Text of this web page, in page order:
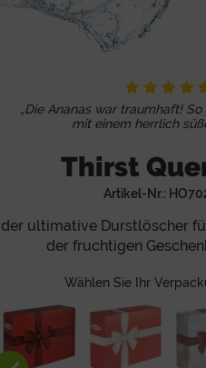
„Die Ananas war traumhaft!
mit einem herrlich
Thirst
Artikel-Nr.:
der ultimative Durstlöscher
der fruchtigen
Wählen Sie Ihr